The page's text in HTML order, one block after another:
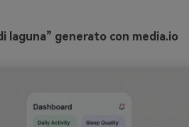
laguna” generato con media.io